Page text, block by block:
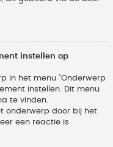
instellen op
in het menu “Onderwerp
instellen. Dit menu
te vinden.
onderwerp door bij het
een reactie is